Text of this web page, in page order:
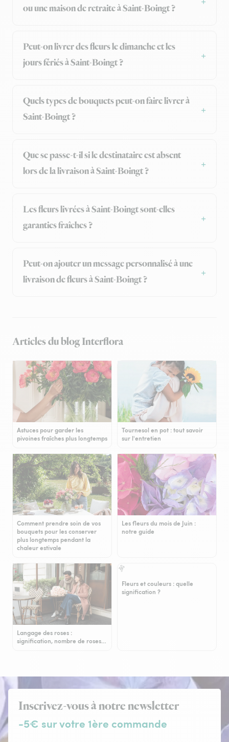
ou une maison de retraite à Saint-Boingt ?
Peut-on livrer des fleurs le dimanche et les
jours fériés à Saint-Boingt ?
Quels types de bouquets peut-on faire livrer à
Saint-Boingt ?
Que se passe-t-il si le destinataire est absent
lors de la livraison à Saint-Boingt ?
Les fleurs livrées à Saint-Boingt sont-elles
garanties fraîches ?
Peut-on ajouter un message personnalisé à une
livraison de fleurs à Saint-Boingt ?
Articles du blog Interflora
Astuces pour garder les
pivoines fraîches plus longtemps
Tournesol en pot : tout savoir
sur l'entretien
Comment prendre soin de vos
bouquets pour les conserver
plus longtemps pendant la
chaleur estivale
Les fleurs du mois de Juin :
notre guide
Langage des roses :
signification, nombre de roses…
Fleurs et couleurs : quelle
signification ?
Inscrivez-vous à notre newsletter
-5€ sur votre 1ère commande